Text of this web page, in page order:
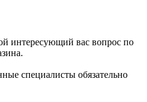
интересующий вас вопрос по
специалисты обязательно